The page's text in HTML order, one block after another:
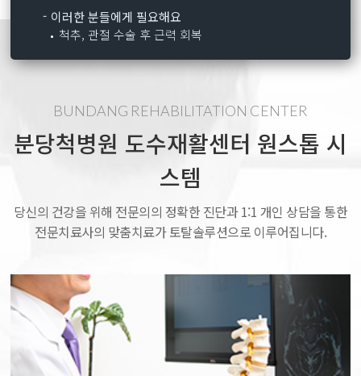
이러한 분들에게 필요해요
척추, 관절 수술 후 근력 회복
BUNDANG REHABILITATION CENTER
분당척병원 도수재활센터 원스톱 시
스템
당신의 건강을 위해 전문의의 정확한 진단과 1:1 개인 상담을 통한
전문치료사의 맞춤치료가 토탈솔루션으로 이루어집니다.